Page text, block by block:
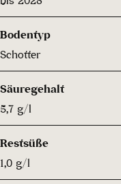
Bodentyp
Schotter
Säuregehalt
5,7 g/l
Restsüße
1,0 g/l